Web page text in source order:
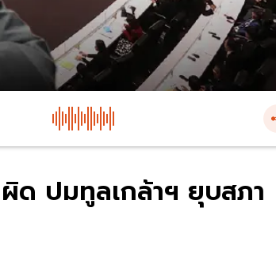
ด ปมทูลเกล้าฯ ยุบสภา